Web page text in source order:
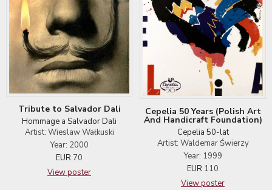
Tribute to Salvador Dali
Hommage a Salvador Dali
Artist: Wieslaw Wałkuski
Year: 2000
EUR 70
View poster
Cepelia 50 Years (Polish Art
And Handicraft Foundation)
Cepelia 50-lat
Artist: Waldemar Świerzy
Year: 1999
EUR 110
View poster